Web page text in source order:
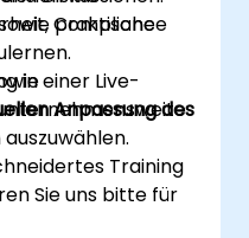
Compliance
praktische
in einer Live-
Anpassung des
Training
Sie uns bitte für